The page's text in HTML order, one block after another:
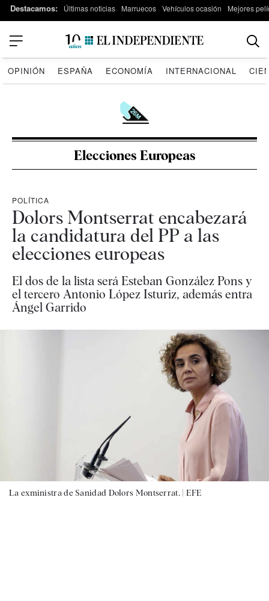
Destacamos: Últimas noticias Marruecos Vehículos ocasión Mejores
OPINIÓN ESPAÑA ECONOMÍA INTERNACIONAL
Elecciones Europeas
POLÍTICA
Dolors Montserrat encabezará
la candidatura del PP a las
elecciones europeas
El dos de la lista será Esteban González Pons y
el tercero Antonio López Isturiz, además entra
Ángel Garrido
La exministra de Sanidad Dolors Montserrat. | EFE